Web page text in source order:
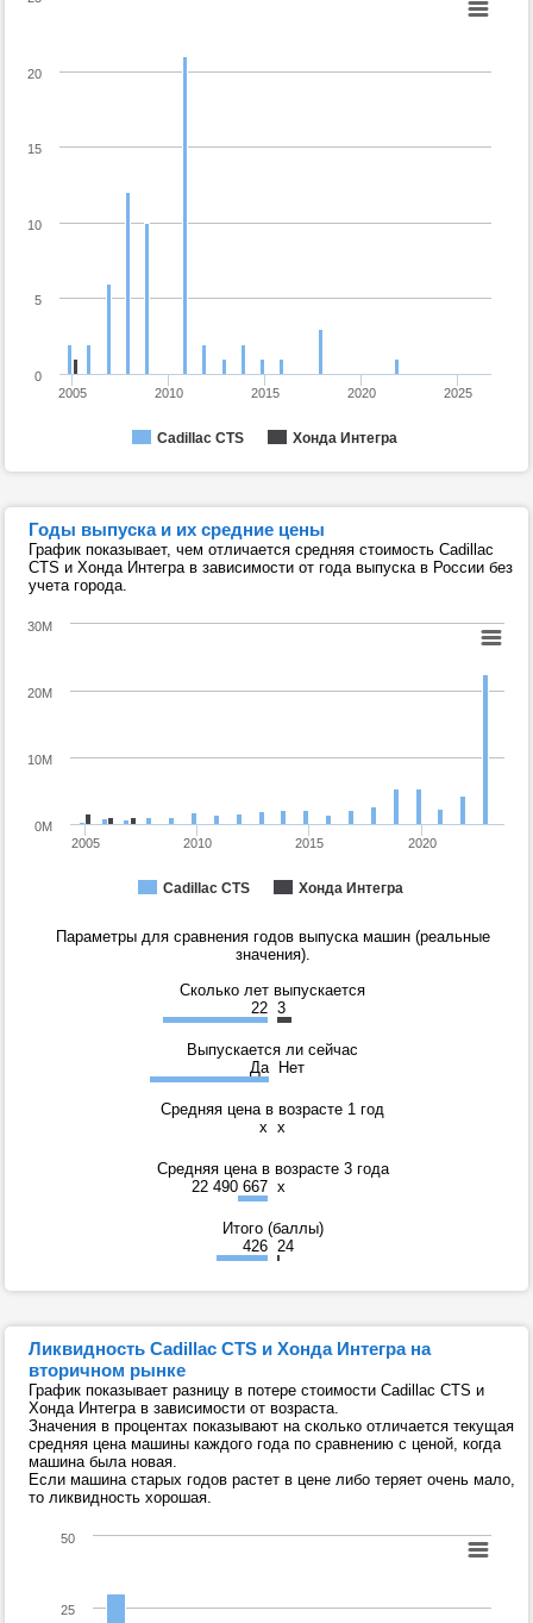
Cadillac CTS Хонда Интегра
2005 2010 2015 2020 2025
0
5
10
15
20
Годы выпуска и их средние цены
График показывает, чем отличается средняя стоимость Cadillac
CTS и Хонда Интегра в зависимости от года выпуска в России без
учета города.
Cadillac CTS Хонда Интегра
2005 2010 2015 2020
0M
10M
20M
30M
Параметры для сравнения годов выпуска машин (реальные
значения).
Сколько лет выпускается
22 3
Выпускается ли сейчас
Да Нет
Средняя цена в возрасте 1 год
x x
Средняя цена в возрасте 3 года
22 490 667 x
Итого (баллы)
426 24
Ликвидность Cadillac CTS и Хонда Интегра на
вторичном рынке
График показывает разницу в потере стоимости Cadillac CTS и
Хонда Интегра в зависимости от возраста.
Значения в процентах показывают на сколько отличается текущая
средняя цена машины каждого года по сравнению с ценой, когда
машина была новая.
Если машина старых годов растет в цене либо теряет очень мало,
то ликвидность хорошая.
25
50